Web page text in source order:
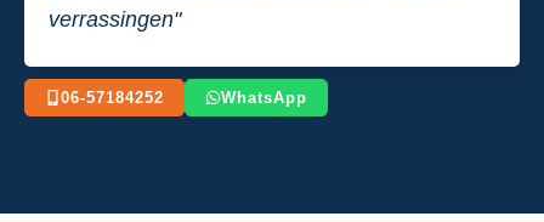
verrassingen"
06-57184252 WhatsApp